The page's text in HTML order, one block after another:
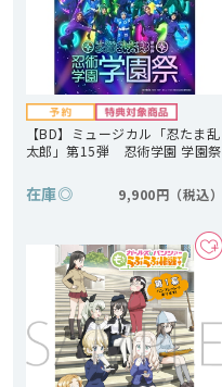
【BD】ミュージカル「忍たま乱
太郎」第15弾 忍術学園 学園祭
在庫◎ 9,900円